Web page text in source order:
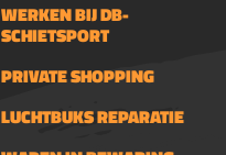
WERKEN BIJ DB-
SCHIETSPORT
PRIVATE SHOPPING
LUCHTBUKS REPARATIE